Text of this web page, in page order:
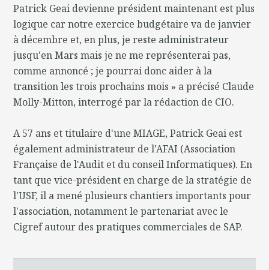
Patrick Geai devienne président maintenant est plus
logique car notre exercice budgétaire va de janvier
à décembre et, en plus, je reste administrateur
jusqu'en Mars mais je ne me représenterai pas,
comme annoncé ; je pourrai donc aider à la
transition les trois prochains mois » a précisé Claude
Molly-Mitton, interrogé par la rédaction de CIO.
A 57 ans et titulaire d'une MIAGE, Patrick Geai est
également administrateur de l'AFAI (Association
Française de l'Audit et du conseil Informatiques). En
tant que vice-président en charge de la stratégie de
l'USF, il a mené plusieurs chantiers importants pour
l'association, notamment le partenariat avec le
Cigref autour des pratiques commerciales de SAP.